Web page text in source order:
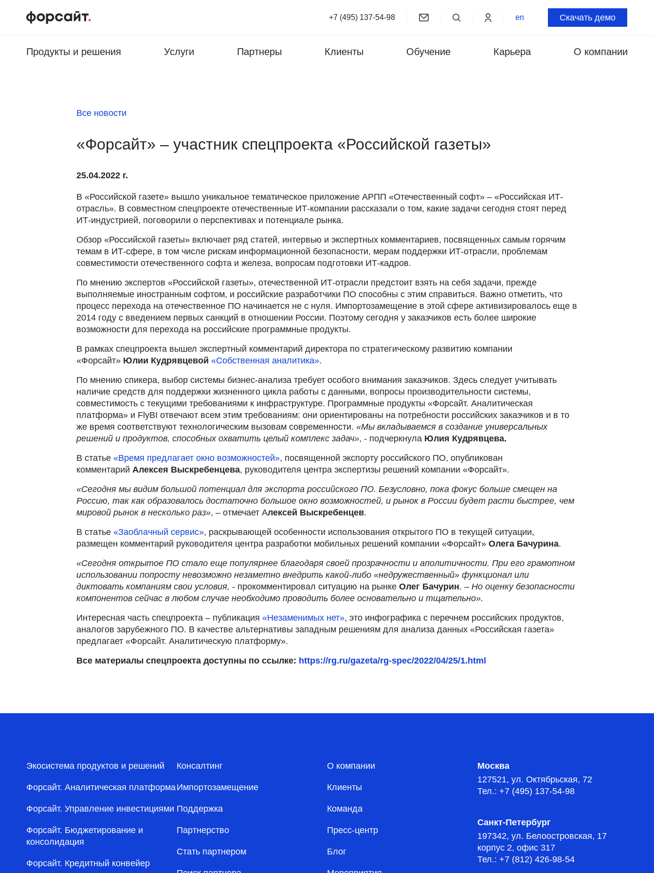
+7 (495) 137-54-98 en Скачать демо
Продукты и решения Услуги Партнеры Клиенты Обучение Карьера О компании
Все новости
«Форсайт» – участник спецпроекта «Российской газеты»
25.04.2022 г.
В «Российской газете» вышло уникальное тематическое приложение АРПП «Отечественный софт» – «Российская ИТ-
отрасль». В совместном спецпроекте отечественные ИТ-компании рассказали о том, какие задачи сегодня стоят перед
ИТ-индустрией, поговорили о перспективах и потенциале рынка.
Обзор «Российской газеты» включает ряд статей, интервью и экспертных комментариев, посвященных самым горячим
темам в ИТ-сфере, в том числе рискам информационной безопасности, мерам поддержки ИТ-отрасли, проблемам
совместимости отечественного софта и железа, вопросам подготовки ИТ-кадров.
По мнению экспертов «Российской газеты», отечественной ИТ-отрасли предстоит взять на себя задачи, прежде
выполняемые иностранным софтом, и российские разработчики ПО способны с этим справиться. Важно отметить, что
процесс перехода на отечественное ПО начинается не с нуля. Импортозамещение в этой сфере активизировалось еще в
2014 году с введением первых санкций в отношении России. Поэтому сегодня у заказчиков есть более широкие
возможности для перехода на российские программные продукты.
В рамках спецпроекта вышел экспертный комментарий директора по стратегическому развитию компании
«Форсайт» Юлии Кудрявцевой «Собственная аналитика».
По мнению спикера, выбор системы бизнес-анализа требует особого внимания заказчиков. Здесь следует учитывать
наличие средств для поддержки жизненного цикла работы с данными, вопросы производительности системы,
совместимость с текущими требованиями к инфраструктуре. Программные продукты «Форсайт. Аналитическая
платформа» и FlyBI отвечают всем этим требованиям: они ориентированы на потребности российских заказчиков и в то
же время соответствуют технологическим вызовам современности. «Мы вкладываемся в создание универсальных
решений и продуктов, способных охватить целый комплекс задач», - подчеркнула Юлия Кудрявцева.
В статье «Время предлагает окно возможностей», посвященной экспорту российского ПО, опубликован
комментарий Алексея Выскребенцева, руководителя центра экспертизы решений компании «Форсайт».
«Сегодня мы видим большой потенциал для экспорта российского ПО. Безусловно, пока фокус больше смещен на
Россию, так как образовалось достаточно большое окно возможностей, и рынок в России будет расти быстрее, чем
мировой рынок в несколько раз», – отмечает Алексей Выскребенцев.
В статье «Заоблачный сервис», раскрывающей особенности использования открытого ПО в текущей ситуации,
размещен комментарий руководителя центра разработки мобильных решений компании «Форсайт» Олега Бачурина.
«Сегодня открытое ПО стало еще популярнее благодаря своей прозрачности и аполитичности. При его грамотном
использовании попросту невозможно незаметно внедрить какой-либо «недружественный» функционал или
диктовать компаниям свои условия, - прокомментировал ситуацию на рынке Олег Бачурин. – Но оценку безопасности
компонентов сейчас в любом случае необходимо проводить более основательно и тщательно».
Интересная часть спецпроекта – публикация «Незаменимых нет», это инфографика с перечнем российских продуктов,
аналогов зарубежного ПО. В качестве альтернативы западным решениям для анализа данных «Российская газета»
предлагает «Форсайт. Аналитическую платформу».
Все материалы спецпроекта доступны по ссылке: https://rg.ru/gazeta/rg-spec/2022/04/25/1.html
Экосистема продуктов и решений
Форсайт. Аналитическая платформа
Форсайт. Управление инвестициями
Форсайт. Бюджетирование и
консолидация
Форсайт. Кредитный конвейер
Консалтинг
Импортозамещение
Поддержка
Партнерство
Стать партнером
О компании
Клиенты
Команда
Пресс-центр
Блог
Москва
127521, ул. Октябрьская, 72
Тел.: +7 (495) 137-54-98
Санкт-Петербург
197342, ул. Белоостровская, 17
корпус 2, офис 317
Тел.: +7 (812) 426-98-54